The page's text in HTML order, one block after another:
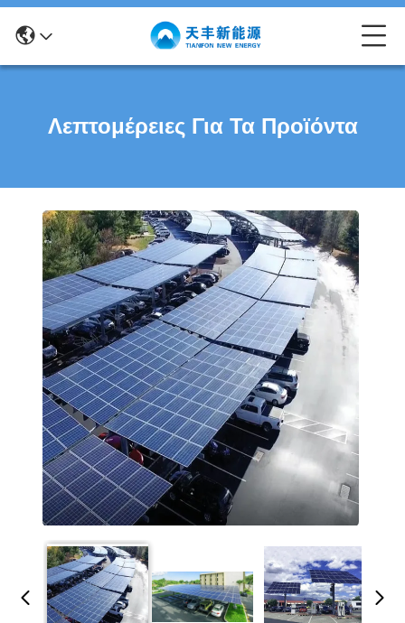
Λεπτομέρειες Για Τα Προϊόντα